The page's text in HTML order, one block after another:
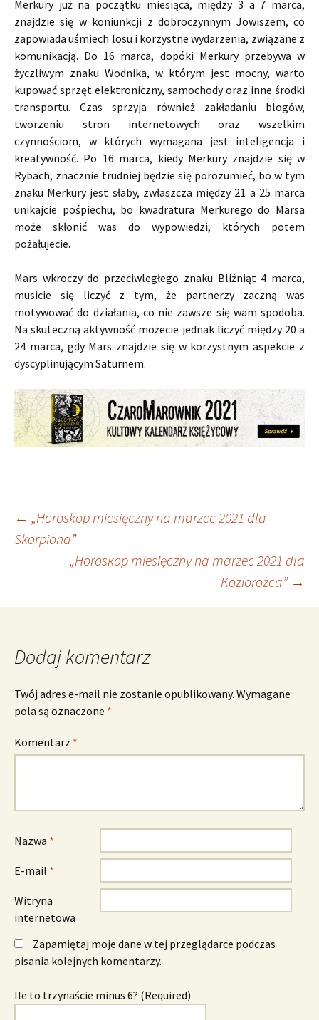
Merkury już na początku miesiąca, między 3 a 7 marca,
znajdzie się w koniunkcji z dobroczynnym Jowiszem, co
zapowiada uśmiech losu i korzystne wydarzenia, związane z
komunikacją. Do 16 marca, dopóki Merkury przebywa w
życzliwym znaku Wodnika, w którym jest mocny, warto
kupować sprzęt elektroniczny, samochody oraz inne środki
transportu. Czas sprzyja również zakładaniu blogów,
tworzeniu stron internetowych oraz wszelkim
czynnościom, w których wymagana jest inteligencja i
kreatywność. Po 16 marca, kiedy Merkury znajdzie się w
Rybach, znacznie trudniej będzie się porozumieć, bo w tym
znaku Merkury jest słaby, zwłaszcza między 21 a 25 marca
unikajcie pośpiechu, bo kwadratura Merkurego do Marsa
może skłonić was do wypowiedzi, których potem
pożałujecie.
Mars wkroczy do przeciwległego znaku Bliźniąt 4 marca,
musicie się liczyć z tym, że partnerzy zaczną was
motywować do działania, co nie zawsze się wam spodoba.
Na skuteczną aktywność możecie jednak liczyć między 20 a
24 marca, gdy Mars znajdzie się w korzystnym aspekcie z
dyscyplinującym Saturnem.
Nawigacja
wpisu
← „Horoskop miesięczny na marzec 2021 dla
Skorpiona”
„Horoskop miesięczny na marzec 2021 dla
Koziorożca” →
Dodaj komentarz
Twój adres e-mail nie zostanie opublikowany. Wymagane
pola są oznaczone *
Komentarz *
Nazwa *
E-mail *
Witryna
internetowa
Zapamiętaj moje dane w tej przeglądarce podczas
pisania kolejnych komentarzy.
Ile to trzynaście minus 6? (Required)